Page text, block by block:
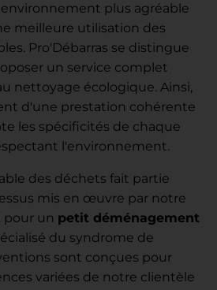
plus agréable
meilleure utilisation des
Pro'Débarras se distingue
un service complet
nettoyage écologique. Ainsi,
d'une prestation cohérente
les spécificités de chaque
l'environnement.
des déchets fait partie
mis en œuvre par notre
pour un petit déménagement
du syndrome de
sont conçues pour
variées de notre clientèle